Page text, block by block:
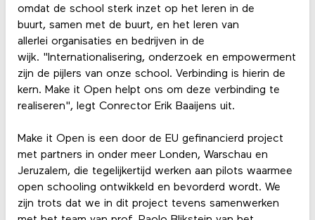
omdat de school sterk inzet op het leren in de
buurt, samen met de buurt, en het leren van
allerlei organisaties en bedrijven in de
wijk. "Internationalisering, onderzoek en empowerment
zijn de pijlers van onze school. Verbinding is hierin de
kern. Make it Open helpt ons om deze verbinding te
realiseren", legt Conrector Erik Baaijens uit.
Make it Open is een door de EU gefinancierd project
met partners in onder meer Londen, Warschau en
Jeruzalem, die tegelijkertijd werken aan pilots waarmee
open schooling ontwikkeld en bevorderd wordt. We
zijn trots dat we in dit project tevens samenwerken